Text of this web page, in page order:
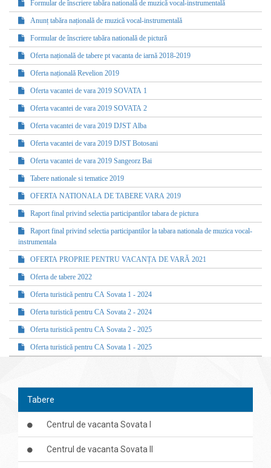
Formular de înscriere tabăra natională de muzică vocal-instrumentală
Anunț tabăra națională de muzică vocal-instrumentală
Formular de înscriere tabăra natională de pictură
Oferta națională de tabere pt vacanta de iarnă 2018-2019
Oferta națională Revelion 2019
Oferta vacantei de vara 2019 SOVATA 1
Oferta vacantei de vara 2019 SOVATA 2
Oferta vacantei de vara 2019 DJST Alba
Oferta vacantei de vara 2019 DJST Botosani
Oferta vacantei de vara 2019 Sangeorz Bai
Tabere nationale si tematice 2019
OFERTA NATIONALA DE TABERE VARA 2019
Raport final privind selectia participantilor tabara de pictura
Raport final privind selectia participantilor la tabara nationala de muzica vocal-
instrumentala
OFERTA PROPRIE PENTRU VACANȚA DE VARĂ 2021
Oferta de tabere 2022
Oferta turistică pentru CA Sovata 1 - 2024
Oferta turistică pentru CA Sovata 2 - 2024
Oferta turistică pentru CA Sovata 2 - 2025
Oferta turistică pentru CA Sovata 1 - 2025
Tabere
Centrul de vacanta Sovata I
Centrul de vacanta Sovata II